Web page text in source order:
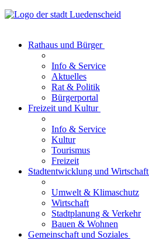
Rathaus und Bürger
Info & Service
Aktuelles
Rat & Politik
Bürgerportal
Freizeit und Kultur
Info & Service
Kultur
Tourismus
Freizeit
Stadtentwicklung und Wirtschaft
Umwelt & Klimaschutz
Wirtschaft
Stadtplanung & Verkehr
Bauen & Wohnen
Gemeinschaft und Soziales